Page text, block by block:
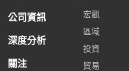
公司資訊
深度分析
關注
宏觀
區域
投資
貿易